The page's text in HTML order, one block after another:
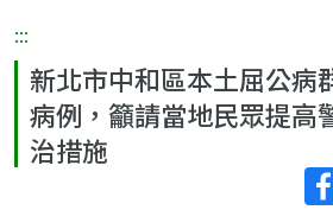
:::
新北市中和區本土屈公病
病例，籲請當地民眾提高
治措施